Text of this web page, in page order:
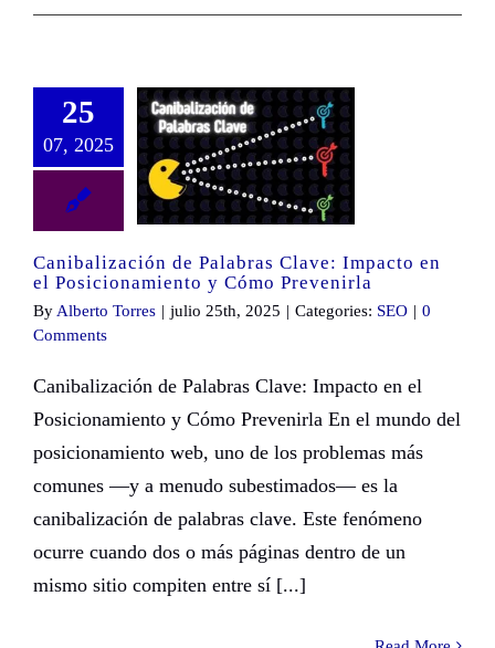
25
07, 2025
Canibalización de Palabras Clave: Impacto en
el Posicionamiento y Cómo Prevenirla
By Alberto Torres | julio 25th, 2025 | Categories: SEO | 0
Comments
Canibalización de Palabras Clave: Impacto en el
Posicionamiento y Cómo Prevenirla En el mundo del
posicionamiento web, uno de los problemas más
comunes —y a menudo subestimados— es la
canibalización de palabras clave. Este fenómeno
ocurre cuando dos o más páginas dentro de un
mismo sitio compiten entre sí [...]